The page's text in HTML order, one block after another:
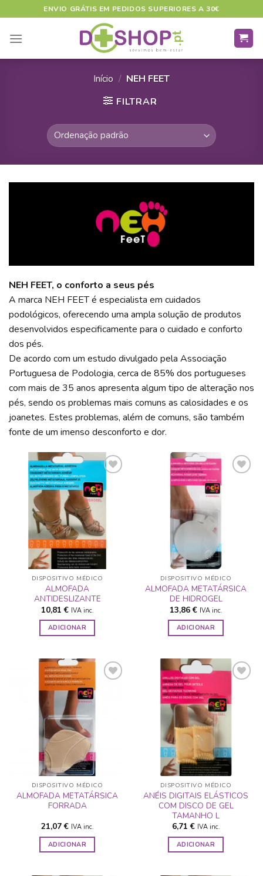
to
content
ENVIO GRÁTIS EM PEDIDOS SUPERIORES A 30€
Início / NEH FEET
FILTRAR
NEH FEET, o conforto a seus pés
A marca NEH FEET é especialista em cuidados
podológicos, oferecendo uma ampla solução de produtos
desenvolvidos especificamente para o cuidado e conforto
dos pés.
De acordo com um estudo divulgado pela Associação
Portuguesa de Podologia, cerca de 85% dos portugueses
com mais de 35 anos apresenta algum tipo de alteração nos
pés, sendo os problemas mais comuns as calosidades e os
joanetes. Estes problemas, além de comuns, são também
fonte de um imenso desconforto e dor.
ADICIONAR
A LISTA DE
DESEJOS
DISPOSITIVO MÉDICO
ALMOFADA
ANTIDESLIZANTE
10,81€ IVA inc.
ADICIONAR
A LISTA DE
DISPOSITIVO MÉDICO
ALMOFADA METATÁRSICA
DE HIDROGEL
13,86€ IVA inc.
ADICIONAR
ADICIONAR
A LISTA DE
DESEJOS
DISPOSITIVO MÉDICO
ALMOFADA METATÁRSICA
FORRADA
21,07€ IVA inc.
ADICIONAR
ADICIONAR
A LISTA DE
DESEJOS
DISPOSITIVO MÉDICO
ANÉIS DIGITAIS ELÁSTICOS
COM DISCO DE GEL
TAMANHO L
6,71€ IVA inc.
ADICIONAR